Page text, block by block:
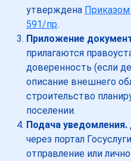
утверждена
591/пр.
Приложение
прилагаются
доверенность (если
описание внешнего
строительство
поселении.
Подача уведомления.
через портал
отправление или